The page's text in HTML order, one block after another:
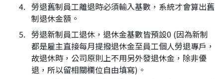
勞退舊制員工離退時必須輸入基數，系統才會算出舊
制退休金額。
勞退新制員工退休，退休金基數皆預設0 (因為新制
都是雇主直接每月提撥退休金至員工個人勞退專戶，
故退休時，公司原則上不用另外發退休金，除非優
退，所以留相關欄位自由填寫)。